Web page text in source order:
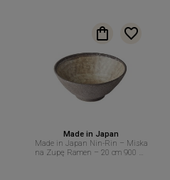
Made in Japan
Made in Japan Nin-Rin – Miska
na Zupę Ramen – 20 cm 900 ml